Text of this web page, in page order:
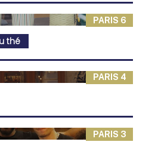
PARIS 6
thé
PARIS 4
PARIS 3